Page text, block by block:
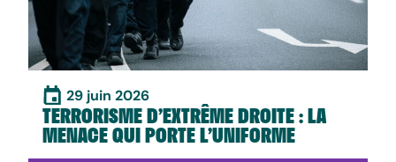
29 juin 2026
TERRORISME D’EXTRÊME DROITE : LA
MENACE QUI PORTE L’UNIFORME